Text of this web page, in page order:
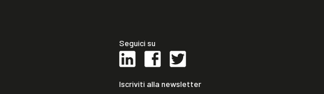
Seguici su
Iscriviti alla newsletter